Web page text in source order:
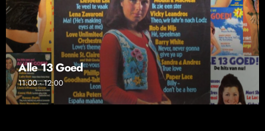
Alle 13 Goed
11:00 - 12:00